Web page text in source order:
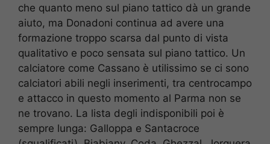
che quanto meno sul piano tattico dà un grande
aiuto, ma Donadoni continua ad avere una
formazione troppo scarsa dal punto di vista
qualitativo e poco sensata sul piano tattico. Un
calciatore come Cassano è utilissimo se ci sono
calciatori abili negli inserimenti, tra centrocampo
e attacco in questo momento al Parma non se
ne trovano. La lista degli indisponibili poi è
sempre lunga: Galloppa e Santacroce